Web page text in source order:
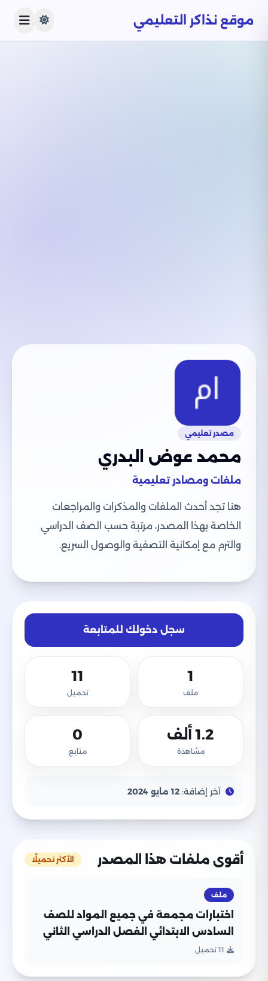
موقع نذاكر التعليمي
مصدر تعليمي
محمد عوض البدري
ملفات ومصادر تعليمية
هنا تجد أحدث الملفات والمذكرات والمراجعات
الخاصة بهذا المصدر، مرتبة حسب الصف الدراسي
والترم مع إمكانية التصفية والوصول السريع.
سجل دخولك للمتابعة
1
ملف
11
تحميل
1.2 ألف
مشاهدة
0
متابع
آخر إضافة: 12 مايو 2024
أقوى ملفات هذا المصدر الأكثر تحميلًا
ملف
اختبارات مجمعة في جميع المواد للصف
السادس الابتدائي الفصل الدراسي الثاني
11 تحميل